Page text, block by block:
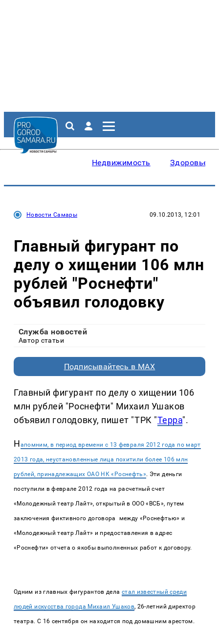
Недвижимость Здоровье
Новости Самары 09.10.2013, 12:01
Главный фигурант по
делу о хищении 106 млн
рублей "Роснефти"
объявил голодовку
Служба новостей
Автор статьи
Подписывайтесь в MAX
Главный фигурант по делу о хищении 106
млн рублей "Роснефти" Михаил Ушаков
объявил голодовку, пишет "ТРК "Терра".
Напомним, в период времени с 13 февраля 2012 года по март
2013 года, неустановленные лица похитили более 106 млн
рублей, принадлежащих ОАО НК «Роснефть». Эти деньги
поступили в феврале 2012 года на расчетный счет
«Молодежный театр Лайт», открытый в ООО «ВСБ», путем
заключения фиктивного договора между «Роснефтью» и
«Молодежный театр Лайт» и предоставления в адрес
«Роснефти» отчета о якобы выполненных работ к договору.
Одним из главных фигурантов дела стал известный среди
людей искусства города Михаил Ушаков, 26-летний директор
театра. С 16 сентября он находится под домашним арестом.